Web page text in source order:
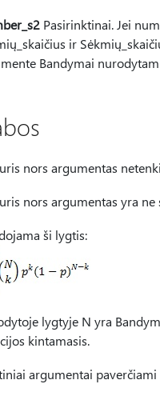
Pasirinktinai. Jei
ir
Bandymai
nors argumentas
nors argumentas yra ne
ši lygtis:
lygtyje N yra
kintamasis.
argumentai paverčiami